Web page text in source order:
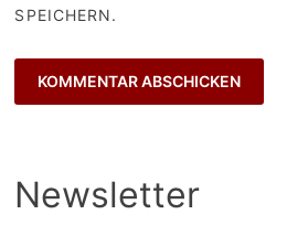
SPEICHERN.
Newsletter